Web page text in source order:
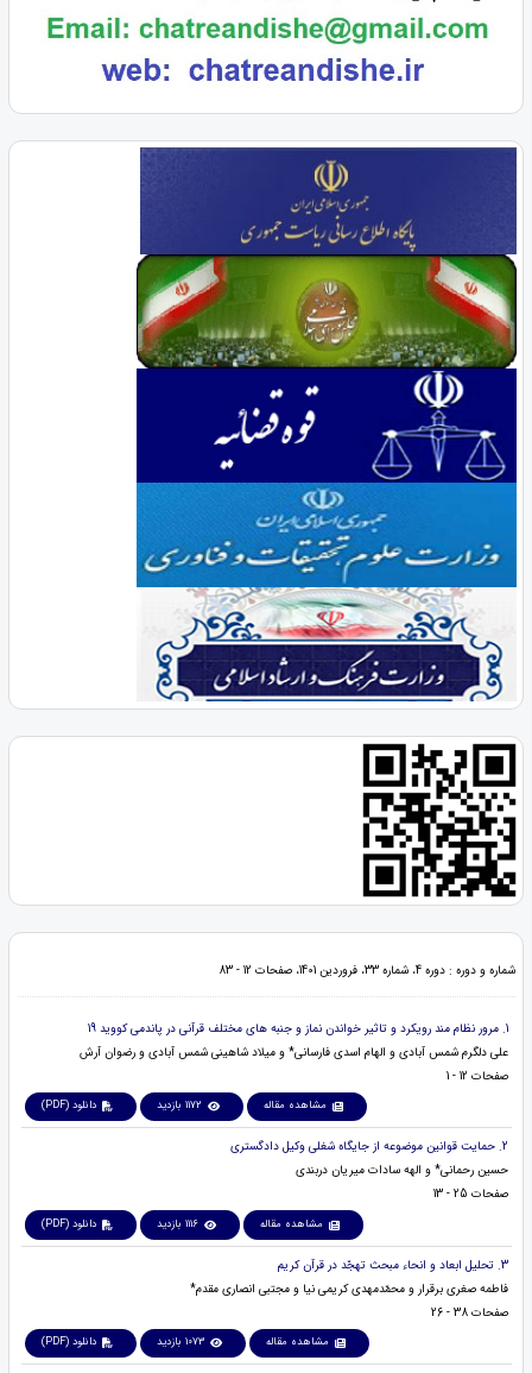
شماره و دوره : دوره 4، شماره 33، فروردین 1401، صفحات 12 - 83
1. مرور نظام مند رویکرد و تاثیر خواندن نماز و جنبه های مختلف قرآنی در پاندمی کووید 19
علی دلگرم شمس آبادی و الهام اسدی فارسانی* و میلاد شاهینی شمس آبادی و رضوان آرش
صفحات 12 - 1
مشاهده مقاله 1172 بازدید دانلود (PDF)
2. حمایت قوانین موضوعه از جایگاه شغلی وکیل دادگستری
حسین رحمانی* و الهه سادات میریان دربندی
صفحات 25 - 13
مشاهده مقاله 1116 بازدید دانلود (PDF)
3. تحلیل ابعاد و انحاء مبحث تهجّد در قرآن کریم
فاطمه صغری برقرار و محمّدمهدی کریمی نیا و مجتبی انصاری مقدم*
صفحات 38 - 26
مشاهده مقاله 1073 بازدید دانلود (PDF)